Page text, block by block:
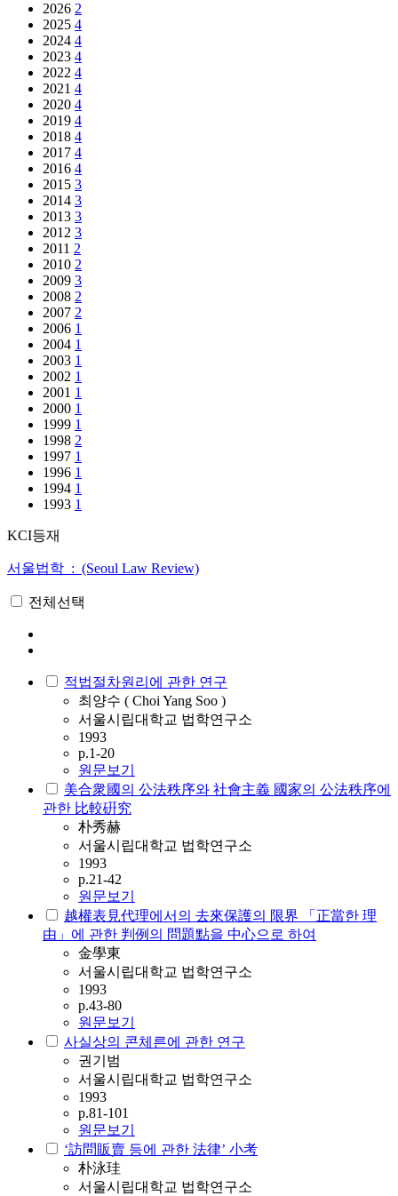
2026 2
2025 4
2024 4
2023 4
2022 4
2021 4
2020 4
2019 4
2018 4
2017 4
2016 4
2015 3
2014 3
2013 3
2012 3
2011 2
2010 2
2009 3
2008 2
2007 2
2006 1
2004 1
2003 1
2002 1
2001 1
2000 1
1999 1
1998 2
1997 1
1996 1
1994 1
1993 1
KCI등재
서울법학 : (Seoul Law Review)
전체선택
적법절차원리에 관한 연구
최양수 ( Choi Yang Soo )
서울시립대학교 법학연구소
1993
p.1-20
원문보기
美合衆國의 公法秩序와 社會主義 國家의 公法秩序에
관한 比較硏究
朴秀赫
서울시립대학교 법학연구소
1993
p.21-42
원문보기
越權表見代理에서의 去來保護의 限界 「正當한 理
由」에 관한 判例의 問題點을 中心으로 하여
金學東
서울시립대학교 법학연구소
1993
p.43-80
원문보기
사실상의 콘체른에 관한 연구
권기범
서울시립대학교 법학연구소
1993
p.81-101
원문보기
‘訪問販賣 등에 관한 法律’ 小考
朴泳珪
서울시립대학교 법학연구소